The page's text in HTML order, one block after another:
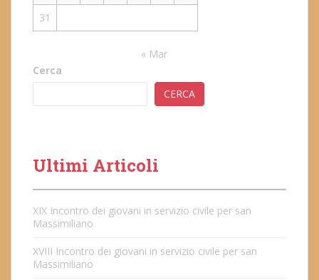
31
« Mar
Cerca
CERCA
Ultimi Articoli
XIX Incontro dei giovani in servizio civile per san
Massimiliano
XVIII Incontro dei giovani in servizio civile per san
Massimiliano